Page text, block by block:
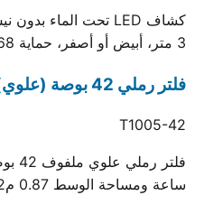
3 متر، أبيض أو أصفر، حماية IP68
فلتر رملي 42 بوصة (علوي)
T1005-42
ساعة ومساحة الوسط 0.87 م2